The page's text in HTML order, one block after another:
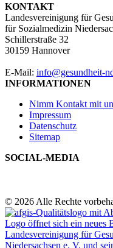
KONTAKT
Landesvereinigung für
für Sozialmedizin
Schillerstraße 32
30159 Hannover
E-Mail: info@gesundheit-
INFORMATIONEN
Nimm Kontakt mit
Impressum
Datenschutz
Sitemap
SOCIAL-MEDIA
© 2026 Alle Rechte